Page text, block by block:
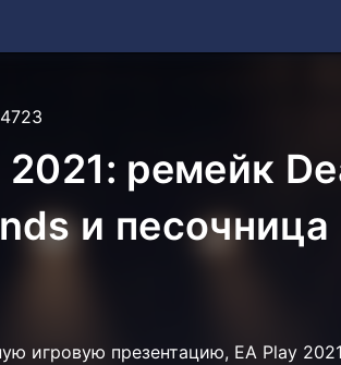
ремейк
и песочница
игровую презентацию, EA Play